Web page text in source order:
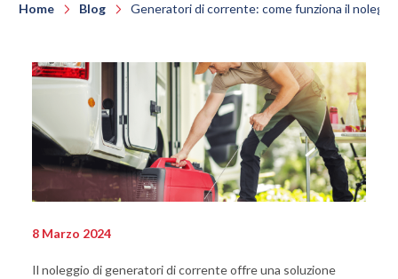
Home Blog Generatori di corrente: come funziona il
8 Marzo 2024
Il noleggio di generatori di corrente offre una soluzione